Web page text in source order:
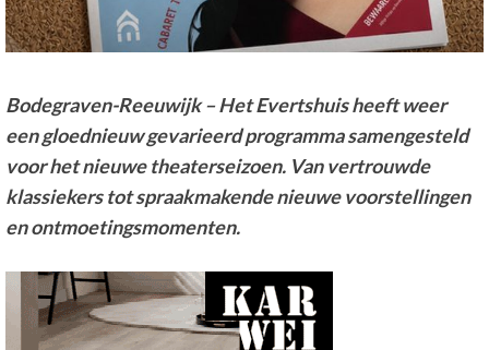
Bodegraven-Reeuwijk–Het Evertshuis heeftweer
eengloednieuwgevarieerd programma samengesteld
voor het nieuwetheaterseizoen. Van vertrouwde
klassiekers tot spraakmakende nieuwe voorstellingen
en ontmoetingsmomenten.